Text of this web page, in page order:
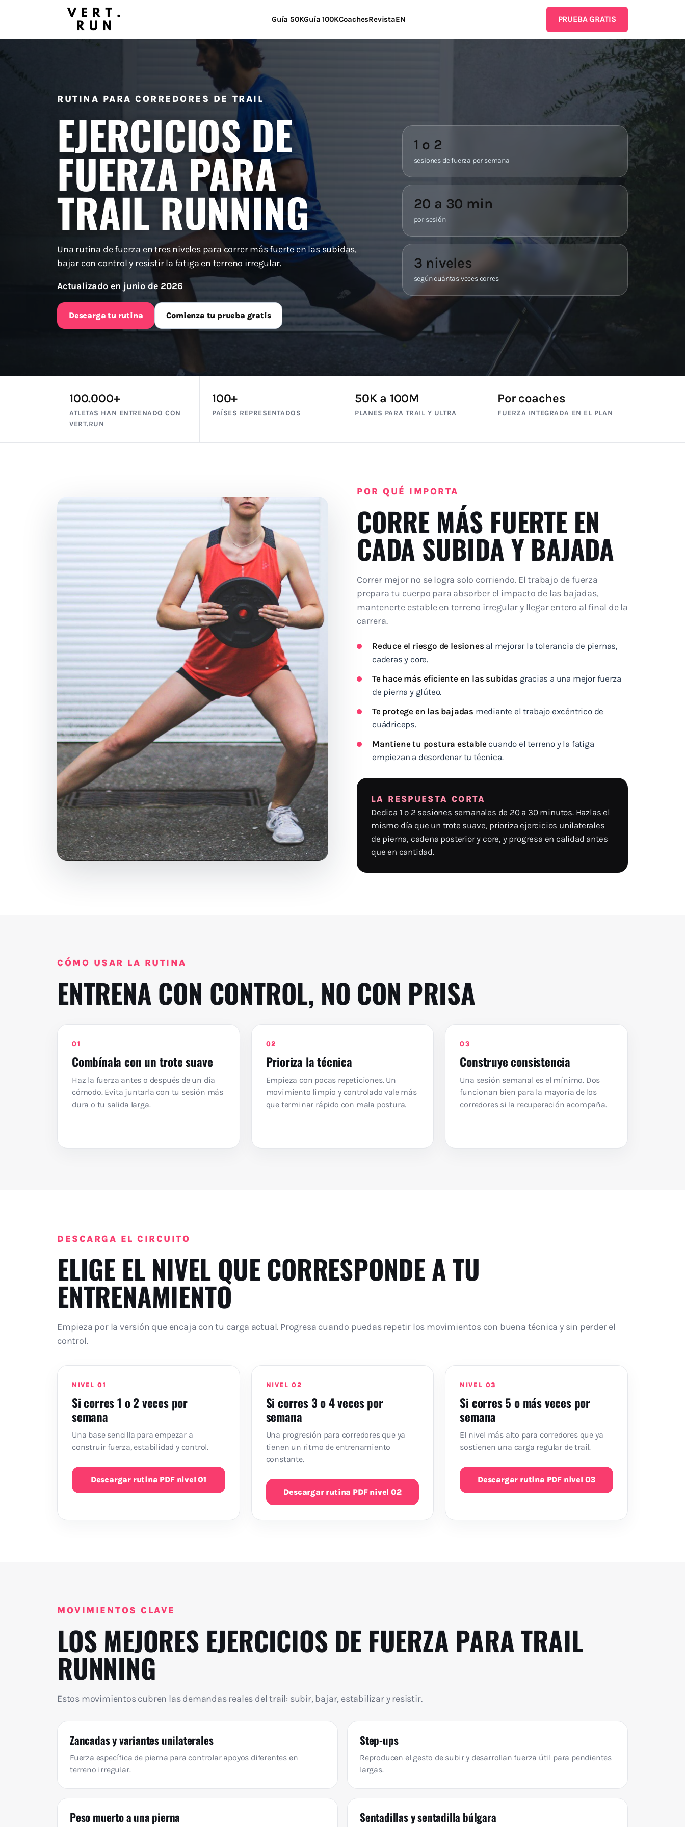
Guía 50KGuía 100KCoachesRevistaEN PRUEBA GRATIS
RUTINA PARA CORREDORES DE TRAIL
EJERCICIOS DE
FUERZA PARA
TRAIL RUNNING
Una rutina de fuerza en tres niveles para correr más fuerte en las subidas,
bajar con control y resistir la fatiga en terreno irregular.
Actualizado en junio de 2026
Descarga tu rutina Comienza tu prueba gratis
1 o 2
sesiones de fuerza por semana
20 a 30 min
por sesión
3 niveles
según cuántas veces corres
100.000+
ATLETAS HAN ENTRENADO CON
VERT.RUN
100+
PAÍSES REPRESENTADOS
50K a 100M
PLANES PARA TRAIL Y ULTRA
Por coaches
FUERZA INTEGRADA EN EL PLAN
POR QUÉ IMPORTA
CORRE MÁS FUERTE EN
CADA SUBIDA Y BAJADA
Correr mejor no se logra solo corriendo. El trabajo de fuerza
prepara tu cuerpo para absorber el impacto de las bajadas,
mantenerte estable en terreno irregular y llegar entero al final de la
carrera.
Reduce el riesgo de lesiones al mejorar la tolerancia de piernas,
caderas y core.
Te hace más eficiente en las subidas gracias a una mejor fuerza
de pierna y glúteo.
Te protege en las bajadas mediante el trabajo excéntrico de
cuádriceps.
Mantiene tu postura estable cuando el terreno y la fatiga
empiezan a desordenar tu técnica.
LA RESPUESTA CORTA
Dedica 1 o 2 sesiones semanales de 20 a 30 minutos. Hazlas el
mismo día que un trote suave, prioriza ejercicios unilaterales
de pierna, cadena posterior y core, y progresa en calidad antes
que en cantidad.
CÓMO USAR LA RUTINA
ENTRENA CON CONTROL, NO CON PRISA
01
Combínala con un trote suave
Haz la fuerza antes o después de un día
cómodo. Evita juntarla con tu sesión más
dura o tu salida larga.
02
Prioriza la técnica
Empieza con pocas repeticiones. Un
movimiento limpio y controlado vale más
que terminar rápido con mala postura.
03
Construye consistencia
Una sesión semanal es el mínimo. Dos
funcionan bien para la mayoría de los
corredores si la recuperación acompaña.
DESCARGA EL CIRCUITO
ELIGE EL NIVEL QUE CORRESPONDE A TU
ENTRENAMIENTO
Empieza por la versión que encaja con tu carga actual. Progresa cuando puedas repetir los movimientos con buena técnica y sin perder el
control.
NIVEL 01
Si corres 1 o 2 veces por
semana
Una base sencilla para empezar a
construir fuerza, estabilidad y control.
Descargar rutina PDF nivel 01
NIVEL 02
Si corres 3 o 4 veces por
semana
Una progresión para corredores que ya
tienen un ritmo de entrenamiento
constante.
Descargar rutina PDF nivel 02
NIVEL 03
Si corres 5 o más veces por
semana
El nivel más alto para corredores que ya
sostienen una carga regular de trail.
Descargar rutina PDF nivel 03
MOVIMIENTOS CLAVE
LOS MEJORES EJERCICIOS DE FUERZA PARA TRAIL
RUNNING
Estos movimientos cubren las demandas reales del trail: subir, bajar, estabilizar y resistir.
Zancadas y variantes unilaterales
Fuerza específica de pierna para controlar apoyos diferentes en
terreno irregular.
Step-ups
Reproducen el gesto de subir y desarrollan fuerza útil para pendientes
largas.
Peso muerto a una pierna Sentadillas y sentadilla búlgara